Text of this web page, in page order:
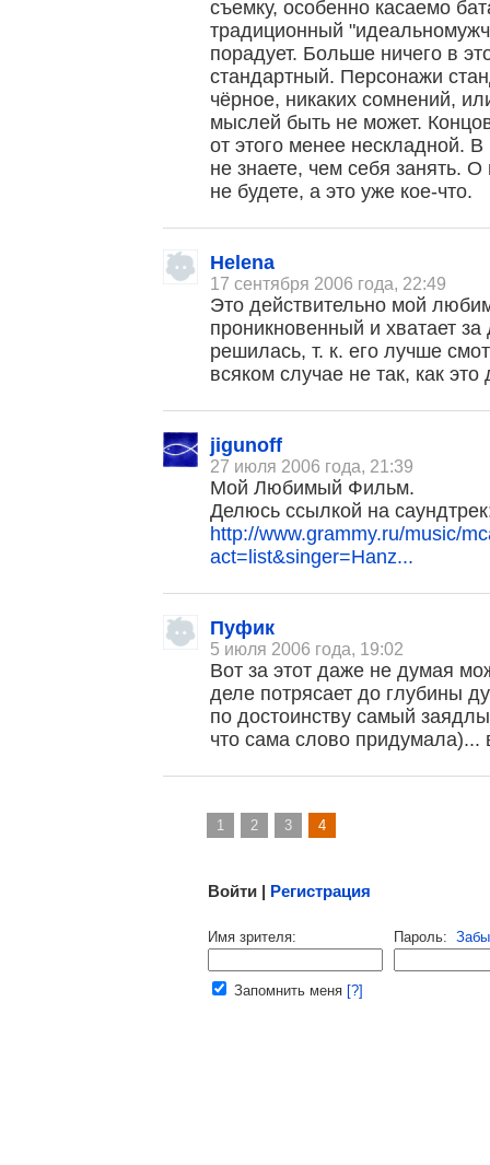
съемку, особенно касаемо
традиционный
порадует. Больше ничего в
стандартный. Персонажи
чёрное, никаких сомнений,
мыслей быть не может.
от этого менее нескладной.
не знаете, чем себя занять.
не будете, а это уже кое-что.
Helena
17 сентября 2006 года, 22:49
Это действительно мой
проникновенный и хватает
решилась, т. к. его лучше
всяком случае не так, как
jigunoff
27 июля 2006 года, 21:39
Мой Любимый Фильм.
Делюсь ссылкой на
http://www.grammy.ru/music/
act=list&singer=Hanz...
Пуфик
5 июля 2006 года, 19:02
Вот за этот даже не думая
деле потрясает до глубины
по достоинству самый
что сама слово
1 2 3 4
, поделитесь своим мнением
Малосодержательные и грубые отзывы нещадно
Войти | Регистрация
Имя зрителя: Пароль:
Запомнить меня [?]